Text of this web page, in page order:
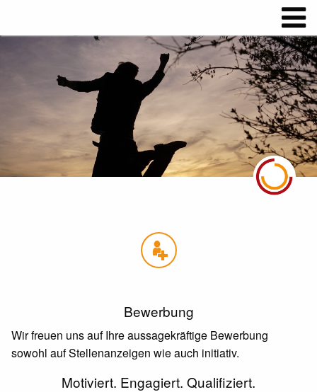
Bewerbung
Wir freuen uns auf Ihre aussagekräftige Bewerbung
sowohl auf Stellenanzeigen wie auch initiativ.
Motiviert. Engagiert. Qualifiziert.